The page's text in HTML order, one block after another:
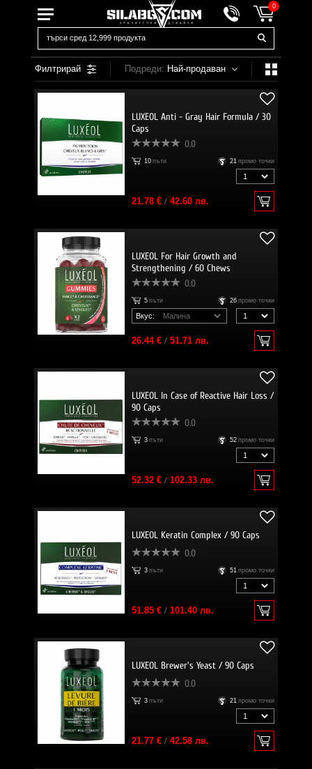
0
Филтрирай Подреди: Най-продаван
LUXEOL Anti - Gray Hair Formula / 30
Caps
0.0
10 пъти 21 промо точки
21.78 €/ 42.60 лв.
LUXEOL For Hair Growth and
Strengthening / 60 Chews
0.0
5 пъти 26 промо точки
Вкус:
26.44 €/ 51.71 лв.
LUXEOL In Case of Reactive Hair Loss /
90 Caps
0.0
3 пъти 52 промо точки
52.32 €/ 102.33 лв.
LUXEOL Keratin Complex / 90 Caps
0.0
3 пъти 51 промо точки
51.85 €/ 101.40 лв.
LUXEOL Brewer's Yeast / 90 Caps
0.0
3 пъти 21 промо точки
21.77 €/ 42.58 лв.